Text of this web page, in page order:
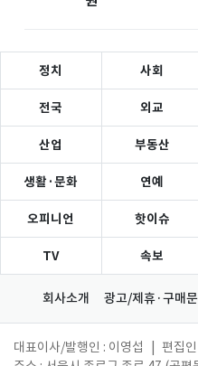
정치 사회
전국 외교
산업 부동산
생활·문화 연예
오피니언 핫이슈
TV 속보
회사소개 광고/제휴·구매
대표이사/발행인 : 이영섭 편집